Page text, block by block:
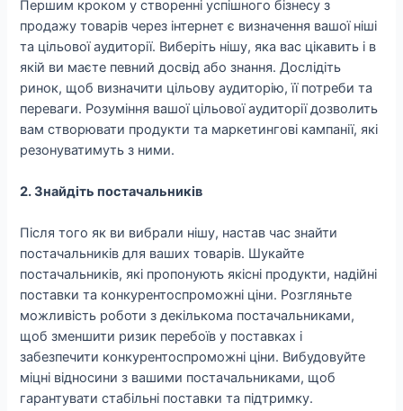
Першим кроком у створенні успішного бізнесу з
продажу товарів через інтернет є визначення вашої ніші
та цільової аудиторії. Виберіть нішу, яка вас цікавить і в
якій ви маєте певний досвід або знання. Дослідіть
ринок, щоб визначити цільову аудиторію, її потреби та
переваги. Розуміння вашої цільової аудиторії дозволить
вам створювати продукти та маркетингові кампанії, які
резонуватимуть з ними.
2. Знайдіть постачальників
Після того як ви вибрали нішу, настав час знайти
постачальників для ваших товарів. Шукайте
постачальників, які пропонують якісні продукти, надійні
поставки та конкурентоспроможні ціни. Розгляньте
можливість роботи з декількома постачальниками,
щоб зменшити ризик перебоїв у поставках і
забезпечити конкурентоспроможні ціни. Вибудовуйте
міцні відносини з вашими постачальниками, щоб
гарантувати стабільні поставки та підтримку.